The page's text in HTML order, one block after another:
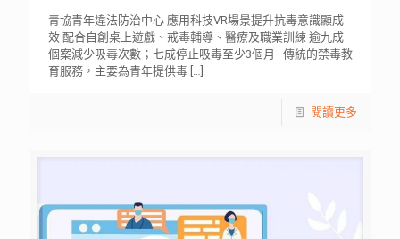
青協青年違法防治中心 應用科技VR場景提升抗毒意識顯成
效 配合自創桌上遊戲、戒毒輔導、醫療及職業訓練 逾九成
個案減少吸毒次數；七成停止吸毒至少3個月 傳統的禁毒教
育服務，主要為青年提供毒[…]
閱讀更多